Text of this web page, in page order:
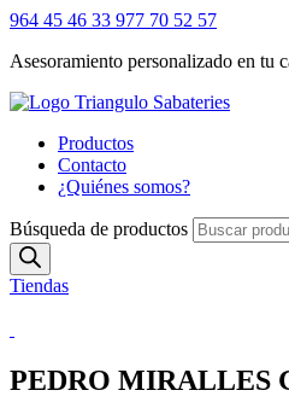
964 45 46 33 977 70 52 57
Asesoramiento personalizado en tu
Productos
Contacto
¿Quiénes somos?
Búsqueda de productos
Tiendas
PEDRO MIRALLES